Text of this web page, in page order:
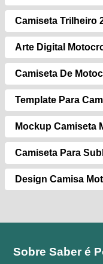
Camiseta Trilheiro
Arte Digital
Camiseta De
Template Para
Mockup Camiseta
Camiseta Para
Design Camisa
Sobre Saber é